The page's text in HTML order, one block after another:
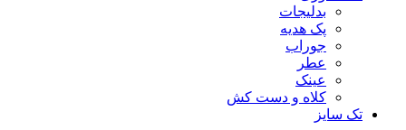
بدلیجات
پک هدیه
جوراب
عطر
عینک
کلاه و دست کش
تک سایز